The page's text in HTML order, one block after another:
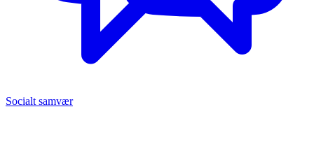
Socialt samvær